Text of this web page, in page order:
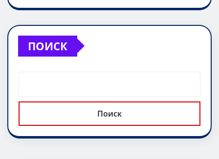
n
o
kl
a
ki
at
s
A
p
er e
gr
п
р
ь
ПОИСК
Поиск